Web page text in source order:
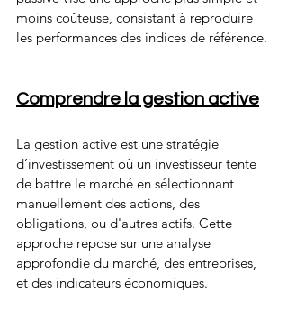
moins coûteuse, consistant à reproduire
les performances des indices de référence.
Comprendre la gestion active
La gestion active est une stratégie
d’investissement où un investisseur tente
de battre le marché en sélectionnant
manuellement des actions, des
obligations, ou d'autres actifs. Cette
approche repose sur une analyse
approfondie du marché, des entreprises,
et des indicateurs économiques.